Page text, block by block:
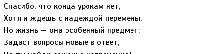
Спасибо, что конца урокам нет,
Хотя и ждешь с надеждой перемены.
Но жизнь — она особенный предмет:
Задаст вопросы новые в ответ,